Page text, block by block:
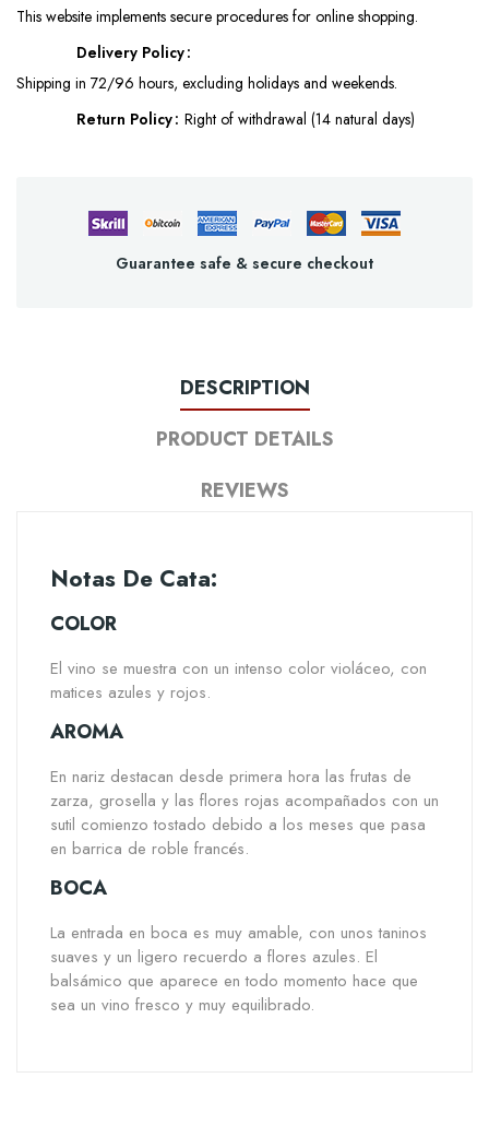
This website implements secure procedures for online shopping.
Delivery Policy
Shipping in 72/96 hours, excluding holidays and weekends.
Return Policy Right of withdrawal (14 natural days)
Guarantee safe & secure checkout
DESCRIPTION
PRODUCT DETAILS
REVIEWS
Notas De Cata:
COLOR
El vino se muestra con un intenso color violáceo, con
matices azules y rojos.
AROMA
En nariz destacan desde primera hora las frutas de
zarza, grosella y las flores rojas acompañados con un
sutil comienzo tostado debido a los meses que pasa
en barrica de roble francés.
BOCA
La entrada en boca es muy amable, con unos taninos
suaves y un ligero recuerdo a flores azules. El
balsámico que aparece en todo momento hace que
sea un vino fresco y muy equilibrado.